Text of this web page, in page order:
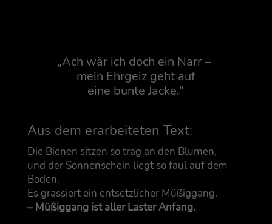
„Ach wär ich doch ein Narr –
mein Ehr­geiz geht auf
eine bun­te Jacke.“
Aus dem erar­bei­te­ten Text:
Die Bie­nen sit­zen so träg an den Blu­men,
und der Son­nen­schein liegt so faul auf dem
Boden.
Es gras­siert ein ent­setz­li­cher Müßig­gang.
– Müßig­gang ist aller Las­ter Anfang.